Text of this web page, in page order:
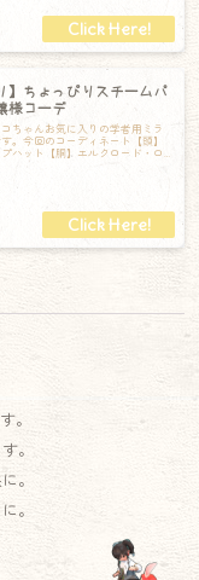
】ちょっぴりスチームパ
様コーデ
ちゃんお気に入りの学者用ミラ
。今回のコーディネート【頭】
ハット【胴】エルクロード・ロ
バントエーテルセル【脚】ローズ
。
。
。
。